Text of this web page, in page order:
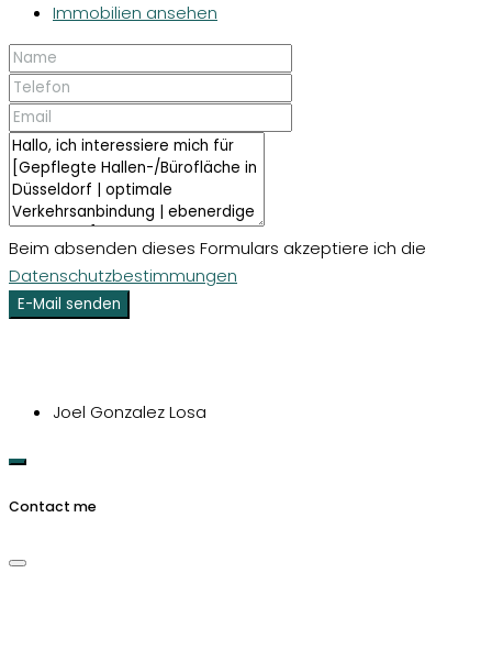
Immobilien ansehen
Beim absenden dieses Formulars akzeptiere ich die
Datenschutzbestimmungen
E-Mail senden
Joel Gonzalez Losa
Contact me